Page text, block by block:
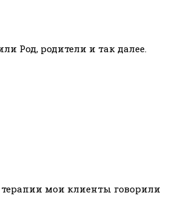
Род, родители и так далее.
мои клиенты говорили